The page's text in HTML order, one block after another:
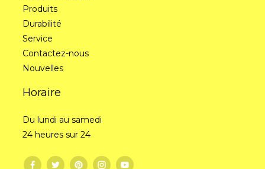
Produits
Durabilité
Service
Contactez-nous
Nouvelles
Horaire
Du lundi au samedi
24 heures sur 24